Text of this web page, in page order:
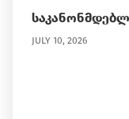
JULY 10, 2026